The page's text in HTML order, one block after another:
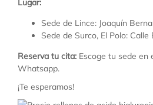
Lugar:
Sede de Lince: Joaquín
Sede de Surco, El Polo:
Reserva tu cita: Escoge tu sede en
Whatsapp.
¡Te esperamos!